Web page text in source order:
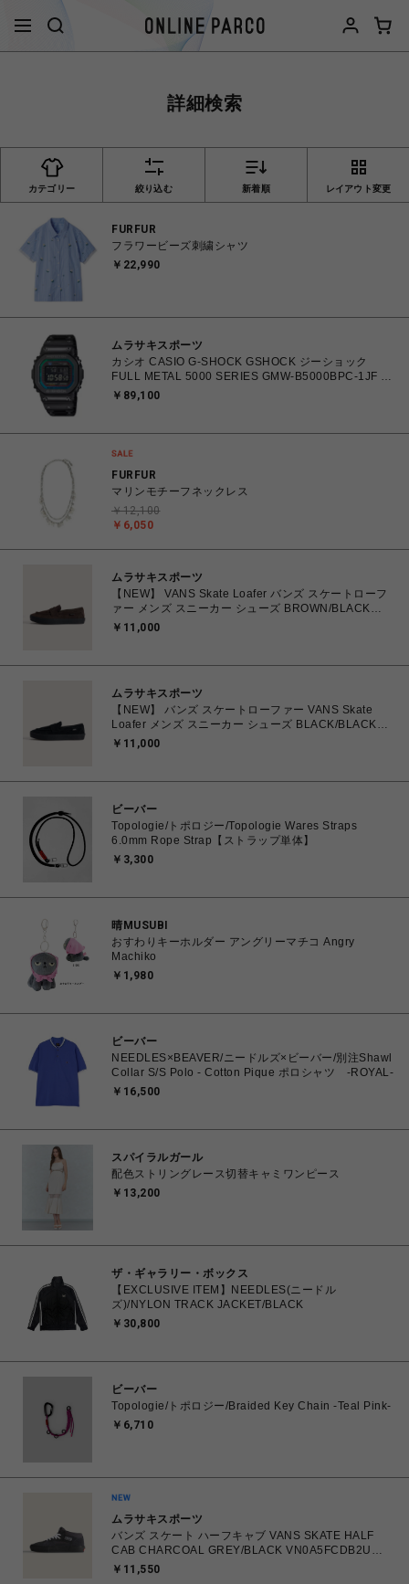
詳細検索
カテゴリー 絞り込む 新着順 レイアウト変更
FURFUR
フラワービーズ刺繍シャツ
￥22,990
ムラサキスポーツ
カシオ CASIO G-SHOCK GSHOCK ジーショック
FULL METAL 5000 SERIES GMW-B5000BPC-1JF 防
水 耐衝撃構造 タフソーラー（ソーラー充電） 電波時
く】
￥89,100
FURFUR
マリンモチーフネックレス
￥6,050
￥12,100
ムラサキスポーツ
【NEW】 VANS Skate Loafer バンズ スケートローフ
ァー メンズ スニーカー シューズ BROWN/BLACK
26.0cm～28.0cm VN000VA6Y49 0198266309224
￥11,000
ムラサキスポーツ
【NEW】 バンズ スケートローファー VANS Skate
Loafer メンズ スニーカー シューズ BLACK/BLACK
25.0cm～29.0cm VN000VA6BKA 0198266309118
￥11,000
ビーバー
Topologie/トポロジー/Topologie Wares Straps
6.0mm Rope Strap【ストラップ単体】
￥3,300
晴MUSUBI
おすわりキーホルダー アングリーマチコ Angry
Machiko
￥1,980
ビーバー
NEEDLES×BEAVER/ニードルズ×ビーバー/別注Shawl
Collar S/S Polo - Cotton Pique ポロシャツ -ROYAL-
￥16,500
スパイラルガール
配色ストリングレース切替キャミワンピース
￥13,200
ザ・ギャラリー・ボックス
【EXCLUSIVE ITEM】NEEDLES(ニードル
ズ)/NYLON TRACK JACKET/BLACK
￥30,800
ビーバー
Topologie/トポロジー/Braided Key Chain -Teal Pink-
￥6,710
ムラサキスポーツ
バンズ スケート ハーフキャブ VANS SKATE HALF
CAB CHARCOAL GREY/BLACK VN0A5FCDB2U
26.0㎝～28.0㎝ スニーカー メンズ シューズ
￥11,550